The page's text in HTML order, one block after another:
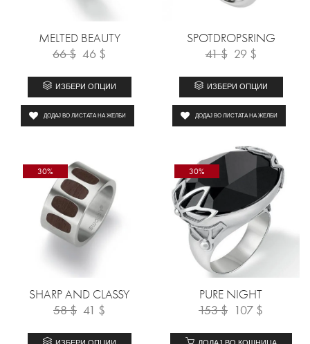
MELTED BEAUTY
66$ 46 $
ИЗБЕРИ ОПЦИИ
ДОДАЈ ВО ЛИСТАТА НА ЖЕЛБИ
SPOTDROPSRING
41$ 29 $
ИЗБЕРИ ОПЦИИ
ДОДАЈ ВО ЛИСТАТА НА ЖЕЛБИ
30%
SHARP AND CLASSY
58$ 41 $
30%
PURE NIGHT
153$ 107 $